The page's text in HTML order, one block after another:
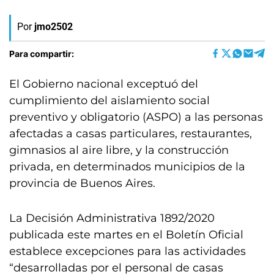
Por jmo2502
Para compartir:
El Gobierno nacional exceptuó del
cumplimiento del aislamiento social
preventivo y obligatorio (ASPO) a las personas
afectadas a casas particulares, restaurantes,
gimnasios al aire libre, y la construcción
privada, en determinados municipios de la
provincia de Buenos Aires.
La Decisión Administrativa 1892/2020
publicada este martes en el Boletín Oficial
establece excepciones para las actividades
“desarrolladas por el personal de casas